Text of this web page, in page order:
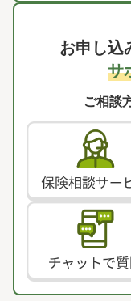
お申し込
サ
ご相談